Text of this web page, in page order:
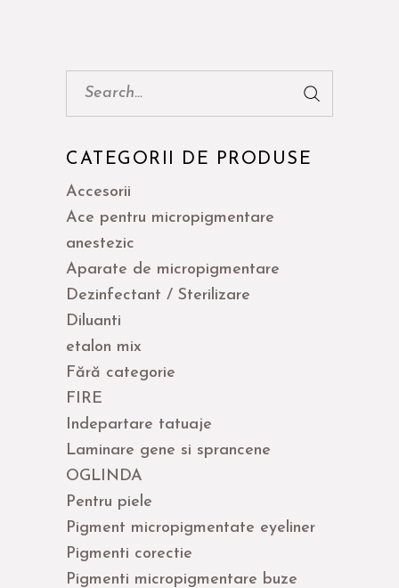
CATEGORII DE PRODUSE
Accesorii
Ace pentru micropigmentare
anestezic
Aparate de micropigmentare
Dezinfectant / Sterilizare
Diluanti
etalon mix
Fără categorie
FIRE
Indepartare tatuaje
Laminare gene si sprancene
OGLINDA
Pentru piele
Pigment micropigmentate eyeliner
Pigmenti corectie
Pigmenti micropigmentare buze